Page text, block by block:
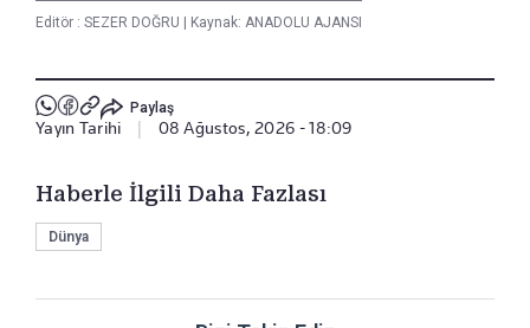
Editör : SEZER DOĞRU Kaynak: ANADOLU AJANSI
Paylaş
Yayın Tarihi 08 Ağustos, 2026 - 18:09
Haberle İlgili Daha Fazlası
Dünya